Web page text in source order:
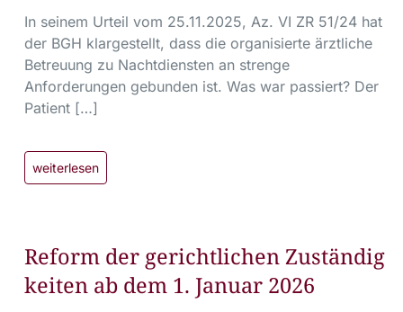
In seinem Urteil vom 25.11.2025, Az. VI ZR 51/24 hat
der BGH klargestellt, dass die organisierte ärztliche
Betreuung zu Nachtdiensten an strenge
Anforderungen gebunden ist. Was war passiert? Der
Patient […]
weiterlesen
Reform der gerichtlichen Zuständig
keiten ab dem 1. Januar 2026